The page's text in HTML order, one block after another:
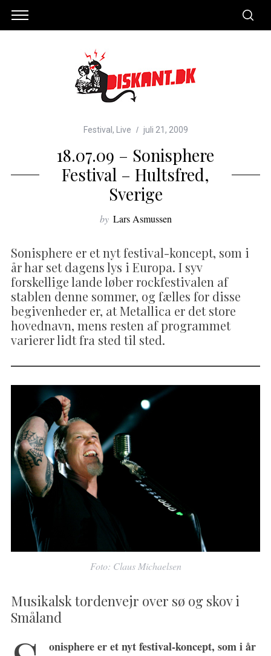
Festival , Live juli 21, 2009
18.07.09 – Sonisphere
Festival – Hultsfred,
Sverige
by Lars Asmussen
Sonisphere er et nyt festival-koncept, som i
år har set dagens lys i Europa. I syv
forskellige lande løber rockfestivalen af
stablen denne sommer, og fælles for disse
begivenheder er, at Metallica er det store
hovednavn, mens resten af programmet
varierer lidt fra sted til sted.
Foto: Claus Michaelsen
Musikalsk tordenvejr over sø og skov i
Småland
onisphere er et nyt festival-koncept, som i år